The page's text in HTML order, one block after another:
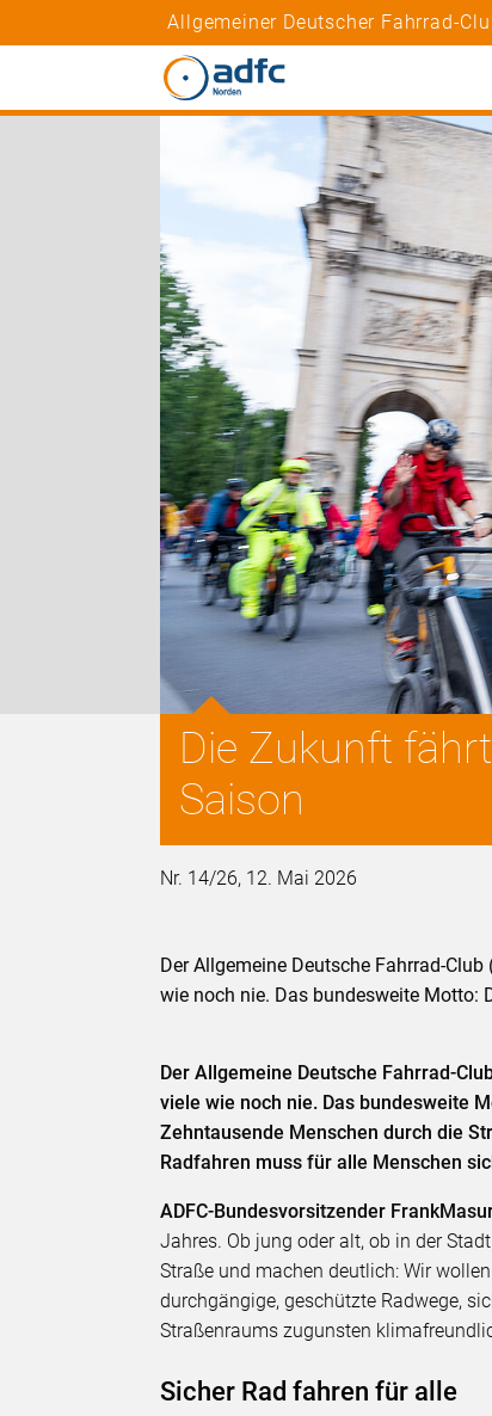
Allgemeiner Deutscher Fahrrad-
Die Zukunft
Saison
Nr. 14/26, 12. Mai 2026
Der Allgemeine Deutsche Fahrrad-
wie noch nie. Das bundesweite Motto:
Der Allgemeine Deutsche Fahrrad-
viele wie noch nie. Das bundesweite
Zehntausende Menschen durch die
Radfahren muss für alle Menschen
ADFC-Bundesvorsitzender Frank
Jahres. Ob jung oder alt, ob in der
Straße und machen deutlich: Wir
durchgängige, geschützte Radwege,
Straßenraums zugunsten
Sicher Rad fahren für alle